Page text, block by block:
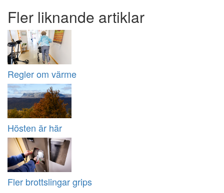
Fler liknande artiklar
Regler om värme
Hösten är här
Fler brottslingar grips